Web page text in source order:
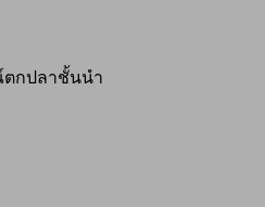
ตกปลาชั้นนำ